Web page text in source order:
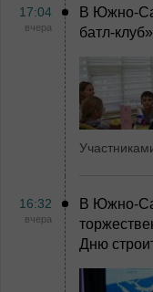
17:04
вчера
В Южно-
батл-
16:32
вчера
В Южно-
Дню